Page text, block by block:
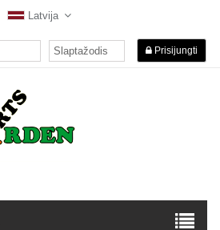
Latvija
Prisijungti